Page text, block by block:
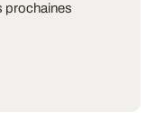
prochaines